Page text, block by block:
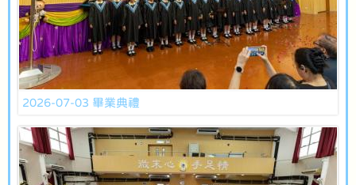
2026-07-03 畢業典禮